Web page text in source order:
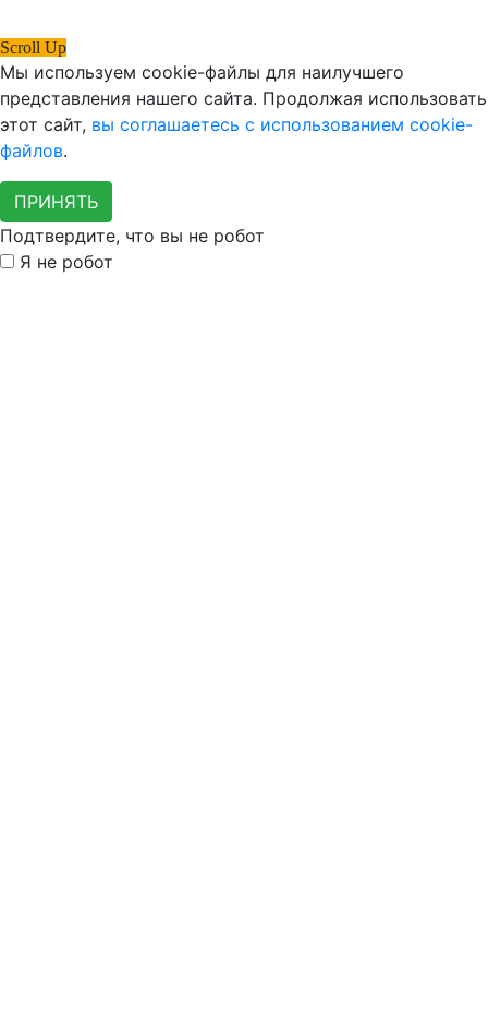
Scroll Up
Мы используем cookie-файлы для наилучшего
представления нашего сайта. Продолжая использовать
этот сайт, вы соглашаетесь с использованием cookie-
файлов.
ПРИНЯТЬ
Подтвердите, что вы не робот
Я не робот